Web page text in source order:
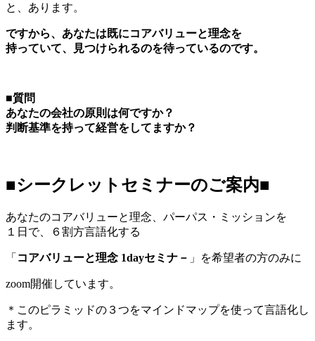
と、あります。
ですから、あなたは既にコアバリューと理念を
持っていて、見つけられるのを待っているのです。
■質問
あなたの会社の原則は何ですか？
判断基準を持って経営をしてますか？
■シークレットセミナーのご案内■
あなたのコアバリューと理念、パーパス・ミッションを
１日で、６割方言語化する
「 コアバリューと理念 1dayセミナ－ 」を希望者の方のみに
zoom開催しています。
＊このピラミッドの３つをマインドマップを使って言語化し
ます。